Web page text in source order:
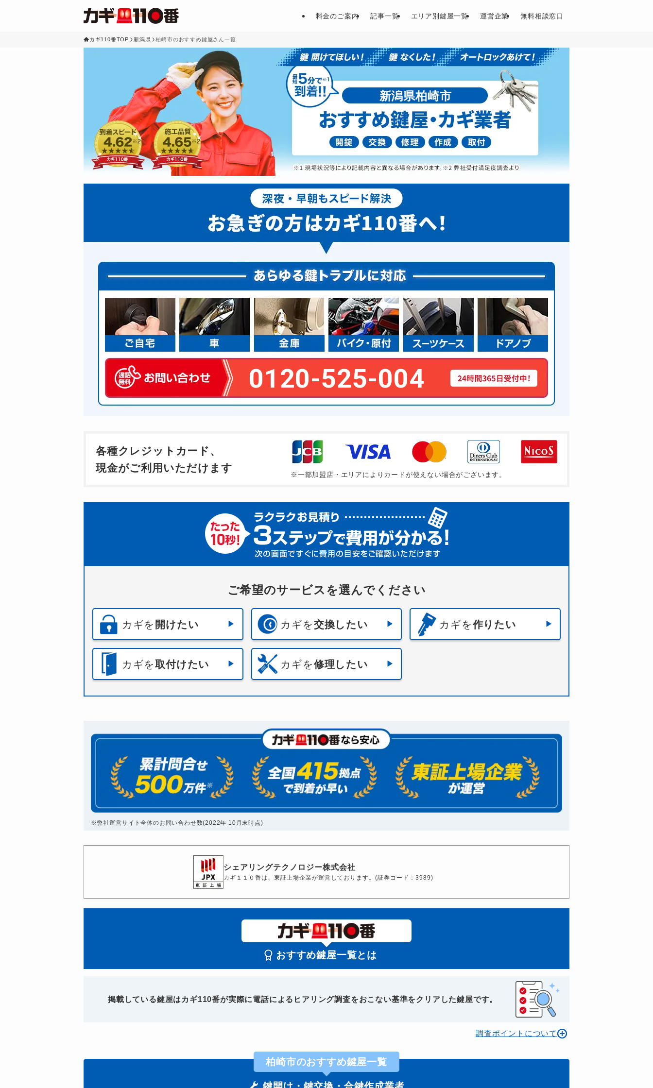
料金のご案内 記事一覧 エリア別鍵屋一覧 運営企業 無料相談窓口
カギ110番TOP 新潟県 柏崎市のおすすめ鍵屋さん一覧
新潟県柏崎市
0120-525-004
各種クレジットカード、
現金がご利用いただけます
※一部加盟店・エリアによりカードが使えない場合がございます。
ご希望のサービスを選んでください
カギを 開けたい カギを交換したい カギを作りたい
カギを取付けたい カギを修理したい
※弊社運営サイト全体のお問い合わせ数(2022年 10月末時点)
シェアリングテクノロジー株式会社
カギ１１０番は、東証上場企業が運営しております。(証券コード：3989)
おすすめ鍵屋一覧とは
掲載している鍵屋はカギ110番が実際に電話によるヒアリング調査をおこない基準をクリアした鍵屋です。
調査ポイントについて
柏崎市のおすすめ鍵屋一覧